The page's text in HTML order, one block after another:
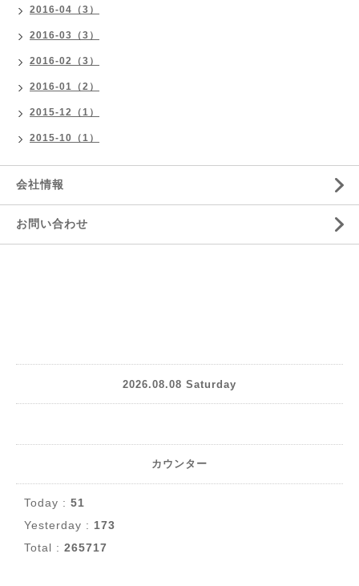
2016-04（3）
2016-03（3）
2016-02（3）
2016-01（2）
2015-12（1）
2015-10（1）
会社情報
お問い合わせ
2026.08.08 Saturday
カウンター
Today : 51
Yesterday : 173
Total : 265717